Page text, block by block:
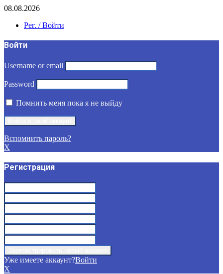
08.08.2026
Рег. / Войти
Войти
Username or email
Password
Помнить меня пока я не выйду
Вспомнить пароль?
X
Регистрация
Уже имеете аккаунт?Войти
X